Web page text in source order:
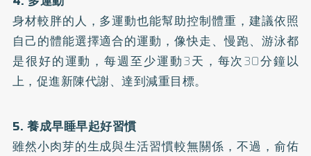
身材較胖的人，多運動也能幫助控制體重，建議依照
自己的體能選擇適合的運動，像快走、慢跑、游泳都
是很好的運動，每週至少運動3天，每次30分鐘以
上，促進新陳代謝、達到減重目標。
5. 養成早睡早起好習慣
雖然小肉芽的生成與生活習慣較無關係，不過，俞佑